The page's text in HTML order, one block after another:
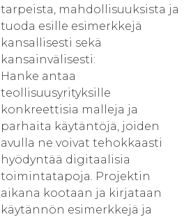
tarpeista, mahdollisuuksista ja
tuoda esille esimerkkejä
kansallisesti sekä
kansainvälisesti:
Hanke antaa
teollisuusyrityksille
konkreettisia malleja ja
parhaita käytäntöjä, joiden
avulla ne voivat tehokkaasti
hyödyntää digitaalisia
toimintatapoja. Projektin
aikana kootaan ja kirjataan
käytännön esimerkkejä ja